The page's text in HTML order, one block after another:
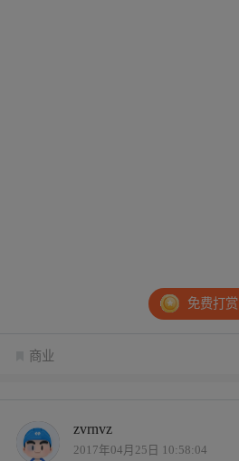
免费打赏
商业
zvrnvz
2017年04月25日 10:58:04